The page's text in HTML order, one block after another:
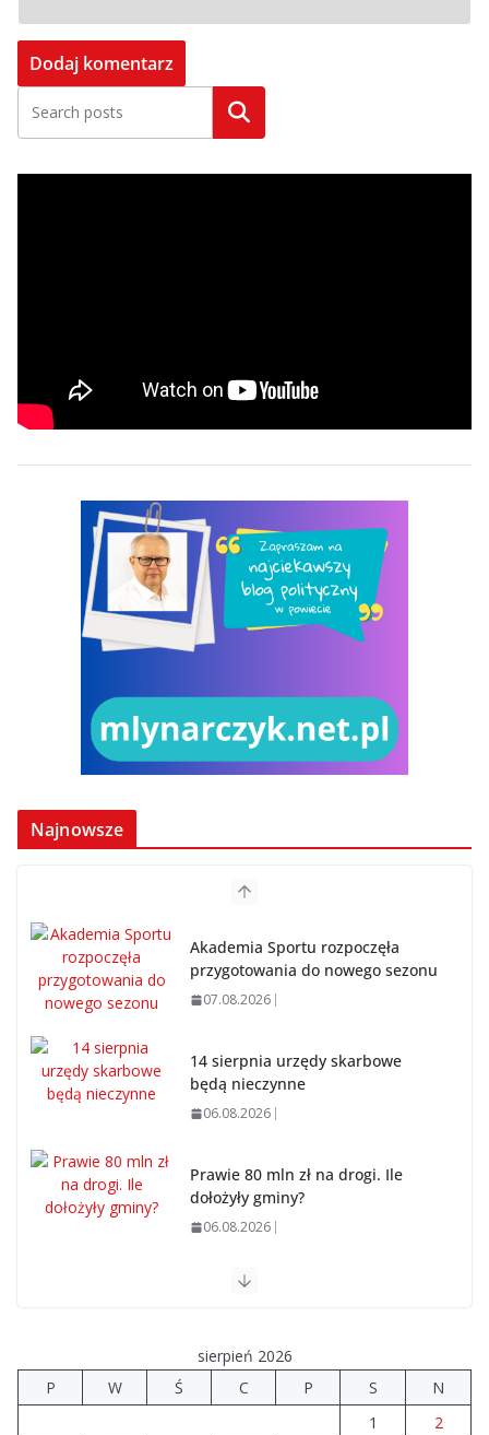
Szukaj
Najnowsze
Akademia Sportu rozpoczęła
przygotowania do nowego sezonu
07.08.2026
14 sierpnia urzędy skarbowe
będą nieczynne
06.08.2026
Prawie 80 mln zł na drogi. Ile
dołożyły gminy?
06.08.2026
Szkoła we Władysławowie przechodzi modernizację
Prawie 20 tys. zł dla dyrektora szpitala. Podwyżka
mimo finansowych problemów
sierpień 2026
P
W Ś C P S
N
1
2